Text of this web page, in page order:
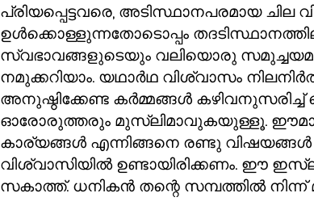
പ്രിയപ്പെട്ടവരെ, അടിസ്ഥാനപരമായ ചില
ഉൾക്കൊള്ളുന്നതോടൊപ്പം
സ്വഭാവങ്ങളുടെയും വലിയൊരു
നമുക്കറിയാം. യഥാർഥ വിശ്വാസം
അനുഷ്ഠിക്കേണ്ട കർമ്മങ്ങൾ കഴിവനുസരിച്ച്
ഓരോരുത്തരും മുസ്ലിമാവുകയുള്ളൂ.
കാര്യങ്ങൾ എന്നിങ്ങനെ രണ്ടു
വിശ്വാസിയിൽ ഉണ്ടായിരിക്കണം. ഈ
സകാത്ത്. ധനികൻ തന്റെ സമ്പത്തിൽ നിന്ന്